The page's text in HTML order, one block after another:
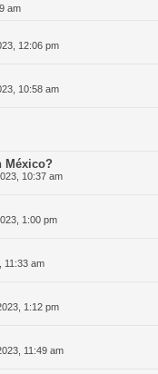
am
12:06 pm
10:58 am
México?
10:37 am
1:00 pm
11:33 am
1:12 pm
11:49 am